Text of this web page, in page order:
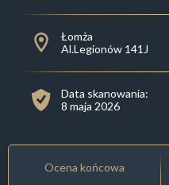
Łomża
Al.Legionów 141J
Data skanowania:
8 maja 2026
Ocena końcowa